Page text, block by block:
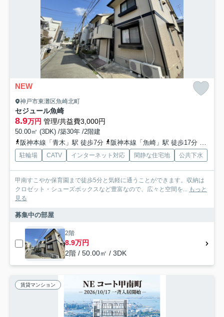
NEW
神戸市東灘区魚崎北町
セジュール魚崎
8.9万円 管理/共益費3,000円
50.00㎡ (3DK) /築30年 /2階建
阪神本線「青木」駅 徒歩7分
阪神本線「魚崎」駅 徒歩17分 東海
駐輪場 CATV インターネット対応 閑静な住宅地 公共下水
甲南すこやか保育園まで徒歩5分と気軽に通うことができます。収納は
クロゼット・シューズボックスなど豊富なので、広々と空間を... もっと
見る
募集中の部屋
2階
8.9万円
2階 / 50.00㎡ / 3DK
賃貸マンション